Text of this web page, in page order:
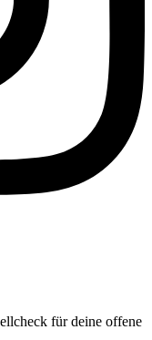
für deine offene